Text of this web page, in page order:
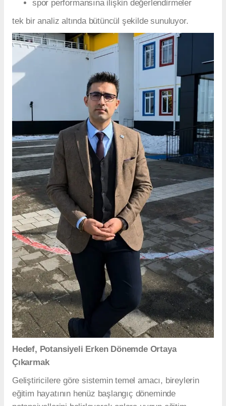
spor performansına ilişkin değerlendirmeler
tek bir analiz altında bütüncül şekilde sunuluyor.
Hedef, Potansiyeli Erken Dönemde Ortaya
Çıkarmak
Geliştiricilere göre sistemin temel amacı, bireylerin
eğitim hayatının henüz başlangıç döneminde